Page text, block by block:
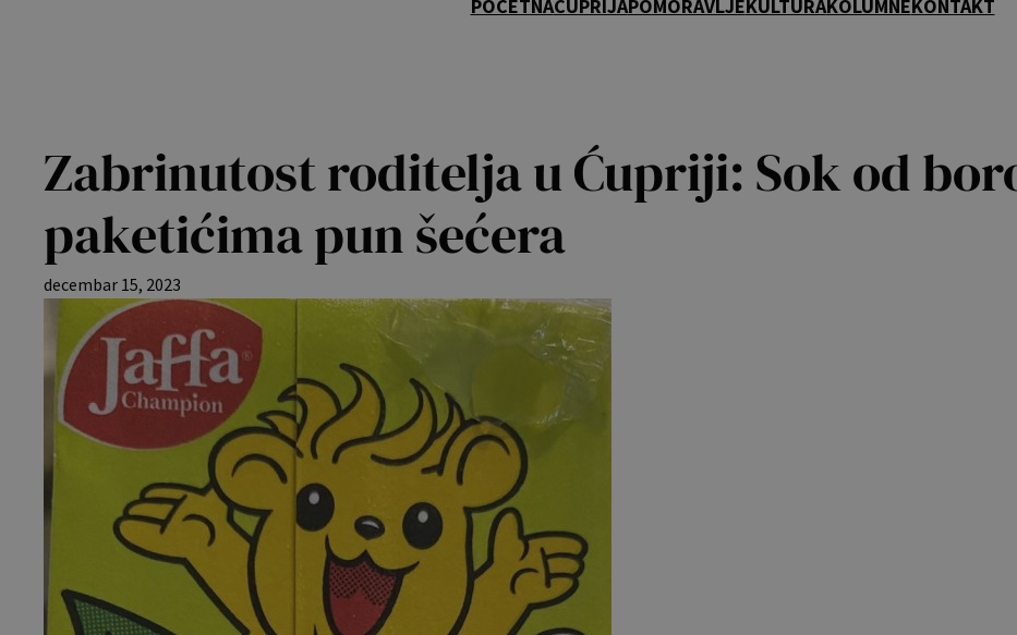
POČETNAĆUPRIJAPOMORAVLJEKULTURAKOLUMNEKONTAKT
Zabrinutost roditelja u Ćupriji: Sok od
paketićima pun šećera
decembar 15, 2023